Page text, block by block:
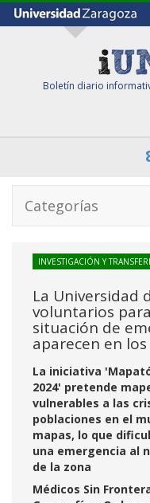
Boletín diario
Categorías
INVESTIGACIÓN Y
La Universidad
voluntarios
situación de
aparecen en
La iniciativa
2024' pretende
vulnerables a las
poblaciones en el
mapas, lo que
una emergencia al
de la zona
Médicos Sin